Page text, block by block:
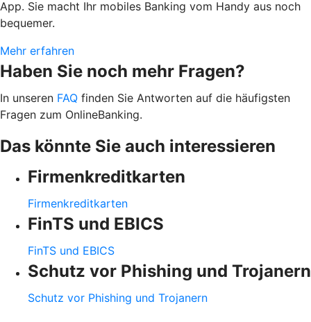
App. Sie macht Ihr mobiles Banking vom Handy aus noch
bequemer.
Mehr erfahren
Haben Sie noch mehr Fragen?
In unseren FAQ finden Sie Antworten auf die häufigsten
Fragen zum OnlineBanking.
Das könnte Sie auch interessieren
Firmenkreditkarten
Firmenkreditkarten
FinTS und EBICS
FinTS und EBICS
Schutz vor Phishing und Trojanern
Schutz vor Phishing und Trojanern